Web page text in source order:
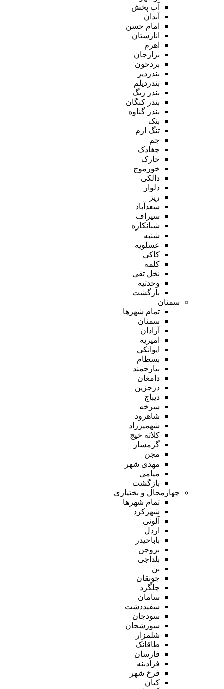
آب پخش
آبدان
امام حسن
انارستان
اهرم
برازجان
بردخون
بندردیر
بندردیلم
بندر ریگ
بندر کنگان
بندر گناوه
بنک
تنگ ارم
جم
چغادک
خارک
خورموج
دالکی
دلوار
ریز
سعدآباد
سیراف
شبانکاره
شنبه
عسلویه
کاکی
کلمه
نخل تقی
وحدتیه
بازگشت
سمنان
تمام شهر‌ها
سمنان
آرادان
امیریه
ایوانکی
بسطام
بیارجمند
دامغان
درجزین
دیباج
سرخه
شاهرود
شهمیرزاد
کلاته خیج
گرمسار
مجن
مهدی شهر
میامی
بازگشت
چهارمحال و بختیاری
تمام شهر‌ها
شهرکرد
آلونی
اردل
باباحیدر
بروجن
بلداجی
بن
جونقان
چلگرد
سامان
سفیددشت
سودجان
سورشجان
شلمزار
طاقانک
فارسان
فرادبنه
فرخ شهر
کیان